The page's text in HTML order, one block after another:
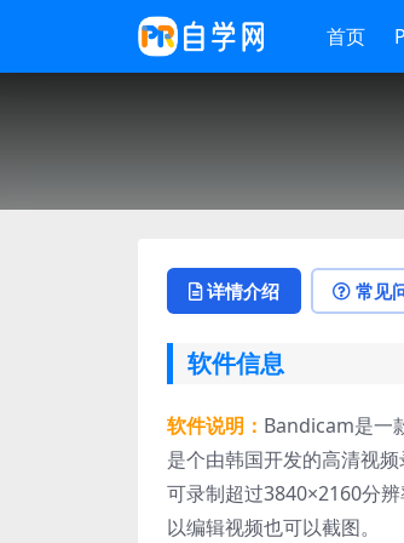
首页
详情介绍 常见
软件信息
软件说明： Bandicam是一
是个由韩国开发的高清视
可录制超过3840×2160分
以编辑视频也可以截图。